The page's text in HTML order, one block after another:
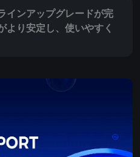
インアップグレードが完
より安定し、使いやすく